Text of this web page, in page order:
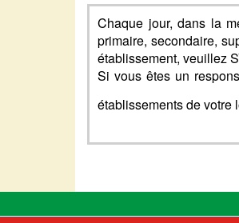
Chaque jour, dans la
primaire, secondaire,
établissement, veuillez
Si vous êtes un
établissements de votre